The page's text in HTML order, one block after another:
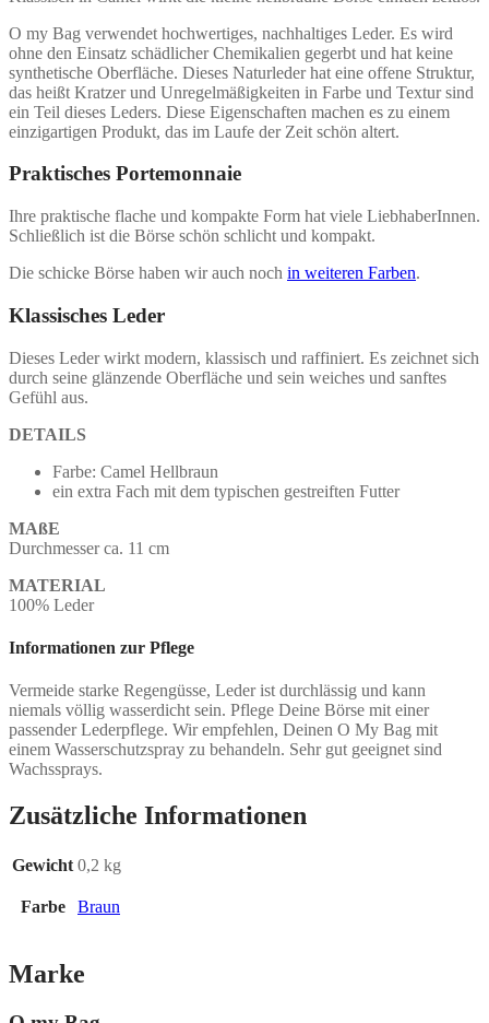
O my Bag verwendet hochwertiges, nachhaltiges Leder. Es wird
ohne den Einsatz schädlicher Chemikalien gegerbt und hat keine
synthetische Oberfläche. Dieses Naturleder hat eine offene Struktur,
das heißt Kratzer und Unregelmäßigkeiten in Farbe und Textur sind
ein Teil dieses Leders. Diese Eigenschaften machen es zu einem
einzigartigen Produkt, das im Laufe der Zeit schön altert.
Praktisches Portemonnaie
Ihre praktische flache und kompakte Form hat viele LiebhaberInnen.
Schließlich ist die Börse schön schlicht und kompakt.
Die schicke Börse haben wir auch noch in weiteren Farben.
Klassisches Leder
Dieses Leder wirkt modern, klassisch und raffiniert. Es zeichnet sich
durch seine glänzende Oberfläche und sein weiches und sanftes
Gefühl aus.
DETAILS
Farbe: Camel Hellbraun
ein extra Fach mit dem typischen gestreiften Futter
MAßE
Durchmesser ca. 11 cm
MATERIAL
100% Leder
Informationen zur Pflege
Vermeide starke Regengüsse, Leder ist durchlässig und kann
niemals völlig wasserdicht sein. Pflege Deine Börse mit einer
passender Lederpflege. Wir empfehlen, Deinen O My Bag mit
einem Wasserschutzspray zu behandeln. Sehr gut geeignet sind
Wachssprays.
Zusätzliche Informationen
Gewicht 0,2 kg
Farbe Braun
Marke